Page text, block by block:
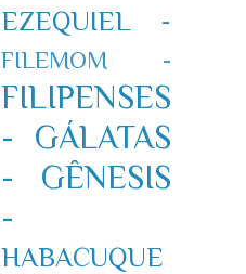
EZEQUIEL -
FILEMOM -
FILIPENSES
-
GÁLATAS
-
GÊNESIS
-
HABACUQUE